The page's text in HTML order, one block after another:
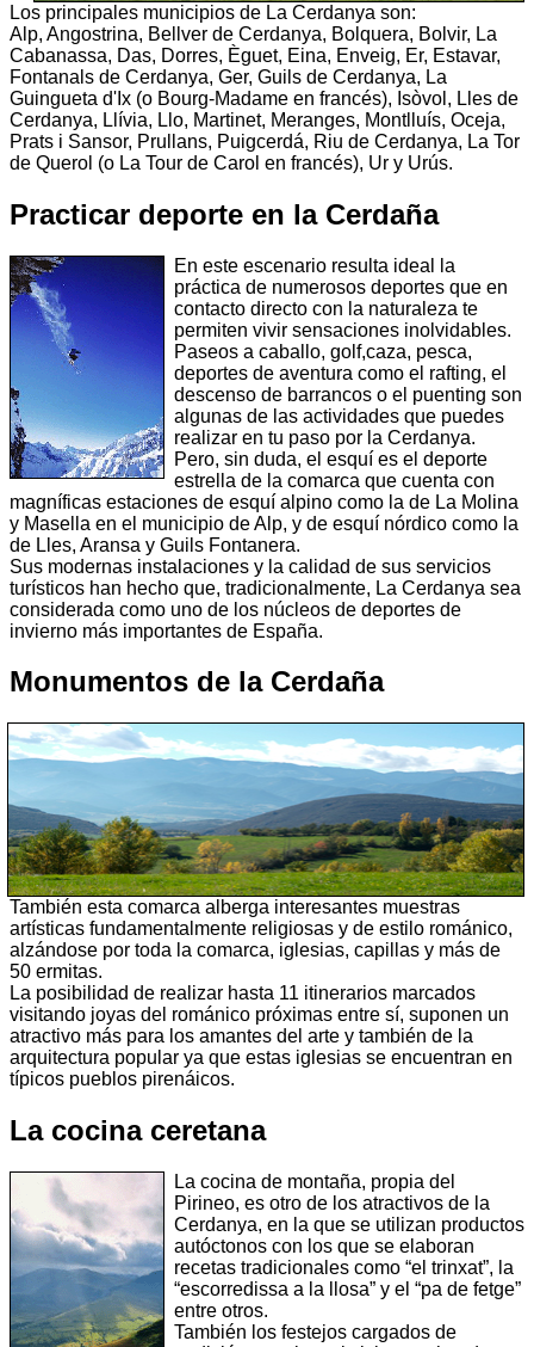
Los principales municipios de La Cerdanya son:
Alp, Angostrina, Bellver de Cerdanya, Bolquera, Bolvir, La
Cabanassa, Das, Dorres, Èguet, Eina, Enveig, Er, Estavar,
Fontanals de Cerdanya, Ger, Guils de Cerdanya, La
Guingueta d'Ix (o Bourg-Madame en francés), Isòvol, Lles de
Cerdanya, Llívia, Llo, Martinet, Meranges, Montlluís, Oceja,
Prats i Sansor, Prullans, Puigcerdá, Riu de Cerdanya, La Tor
de Querol (o La Tour de Carol en francés), Ur y Urús.
Practicar deporte en la Cerdaña
En este escenario resulta ideal la
práctica de numerosos deportes que en
contacto directo con la naturaleza te
permiten vivir sensaciones inolvidables.
Paseos a caballo, golf,caza, pesca,
deportes de aventura como el rafting, el
descenso de barrancos o el puenting son
algunas de las actividades que puedes
realizar en tu paso por la Cerdanya.
Pero, sin duda, el esquí es el deporte
estrella de la comarca que cuenta con
magníficas estaciones de esquí alpino como la de La Molina
y Masella en el municipio de Alp, y de esquí nórdico como la
de Lles, Aransa y Guils Fontanera.
Sus modernas instalaciones y la calidad de sus servicios
turísticos han hecho que, tradicionalmente, La Cerdanya sea
considerada como uno de los núcleos de deportes de
invierno más importantes de España.
Monumentos de la Cerdaña
También esta comarca alberga interesantes muestras
artísticas fundamentalmente religiosas y de estilo románico,
alzándose por toda la comarca, iglesias, capillas y más de
50 ermitas.
La posibilidad de realizar hasta 11 itinerarios marcados
visitando joyas del románico próximas entre sí, suponen un
atractivo más para los amantes del arte y también de la
arquitectura popular ya que estas iglesias se encuentran en
típicos pueblos pirenáicos.
La cocina ceretana
La cocina de montaña, propia del
Pirineo, es otro de los atractivos de la
Cerdanya, en la que se utilizan productos
autóctonos con los que se elaboran
recetas tradicionales como “el trinxat”, la
“escorredissa a la llosa” y el “pa de fetge”
entre otros.
También los festejos cargados de